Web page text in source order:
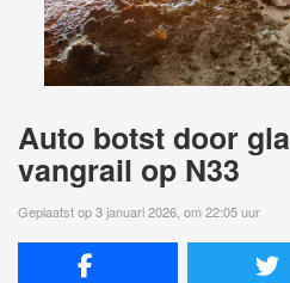
Auto botst door
vangrail op N33
Geplaatst op 3 januari 2026, om 22:05 uur